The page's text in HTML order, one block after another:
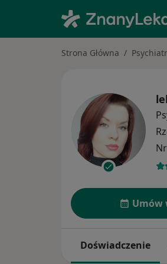
Strona Główna
Umów
Doświadczenie